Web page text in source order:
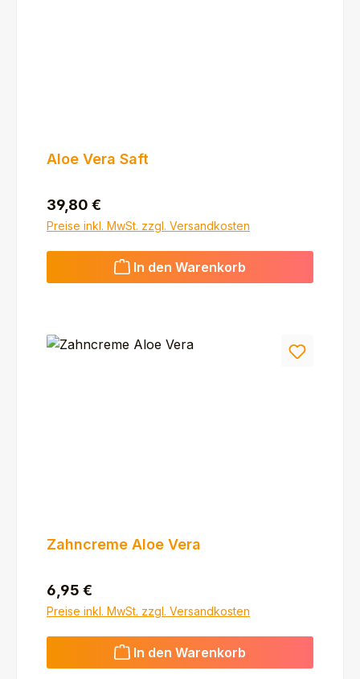
Aloe Vera Saft
Regulärer Preis:
39,80 €
Preise inkl. MwSt. zzgl. Versandkosten
In den Warenkorb
Zahncreme Aloe Vera
Regulärer Preis:
6,95 €
Preise inkl. MwSt. zzgl. Versandkosten
In den Warenkorb